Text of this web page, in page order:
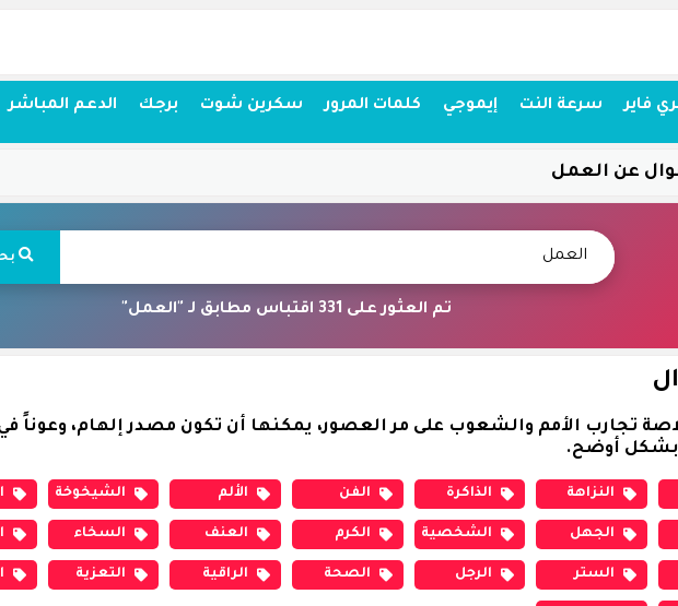
فاير سرعة النت إيموجي كلمات المرور سكرين شوت برجك الدعم المباشر
عن العمل
تم العثور على 331 اقتباس مطابق لـ "العمل"
تجارب الأمم والشعوب على مر العصور، يمكنها أن تكون مصدر إلهام، وعوناً في
بشكل أوضح.
النزاهة الذاكرة الفن الألم الشيخوخة
الجهل الشخصية الكرم العنف السخاء
الستر الرجل الصحة الراقية التعزية